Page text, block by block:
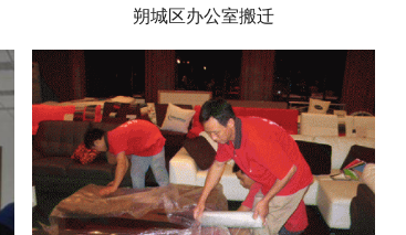
朔城区办公室搬迁